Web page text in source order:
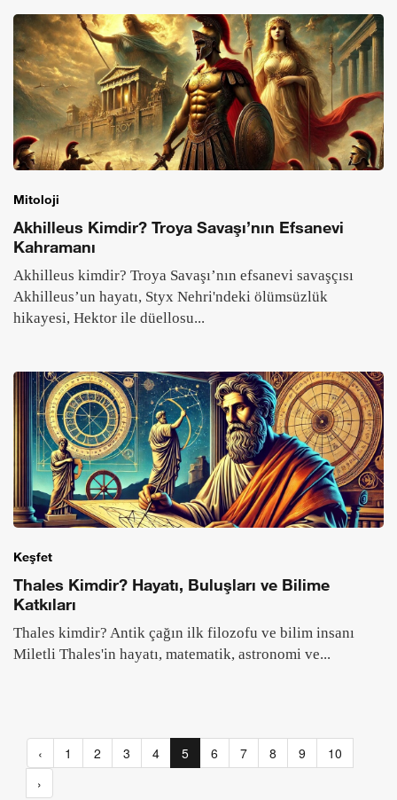
Mitoloji
Akhilleus Kimdir? Troya Savaşı’nın Efsanevi
Kahramanı
Akhilleus kimdir? Troya Savaşı’nın efsanevi savaşçısı
Akhilleus’un hayatı, Styx Nehri'ndeki ölümsüzlük
hikayesi, Hektor ile düellosu...
Keşfet
Thales Kimdir? Hayatı, Buluşları ve Bilime
Katkıları
Thales kimdir? Antik çağın ilk filozofu ve bilim insanı
Miletli Thales'in hayatı, matematik, astronomi ve...
‹ 1 2 3 4 5 6 7 8 9
10
›